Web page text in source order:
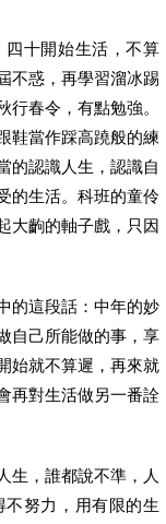
十開始生活，不算
不惑，再學習溜冰踢
春令，有點勉強。
鞋當作踩高蹺般的練
的認識人生，認識自
的生活。科班的童伶
大齣的軸子戲，只因
這段話：中年的妙
自己所能做的事，享
始就不算遲，再來就
再對生活做另一番詮
，誰都說不準，人
努力，用有限的生